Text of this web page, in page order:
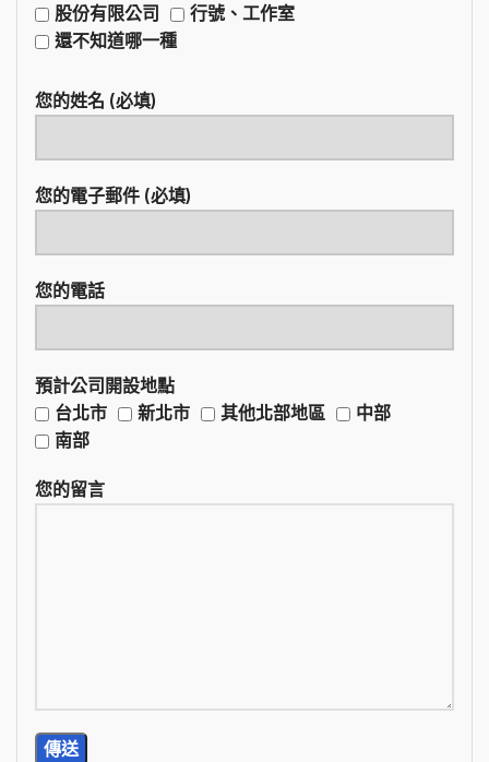
股份有限公司
行號、工作室
還不知道哪一種
您的姓名 (必填)
您的電子郵件 (必填)
您的電話
預計公司開設地點
台北市
新北市 其他北部地區
中部
南部
您的留言